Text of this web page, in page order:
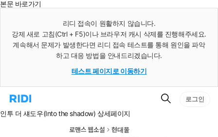
본문 바로가기
리디 접속이 원활하지 않습니다.
강제 새로 고침(Ctrl + F5)이나 브라우저 캐시 삭제를 진행해주세요.
계속해서 문제가 발생한다면 리디 접속 테스트를 통해 원인을 파악
하고 대응 방법을 안내드리겠습니다.
테스트 페이지로 이동하기
리
홈
검
로그인
인투 더 섀도우(Into the shadow) 상세페이지
로맨스 웹소설 현대물